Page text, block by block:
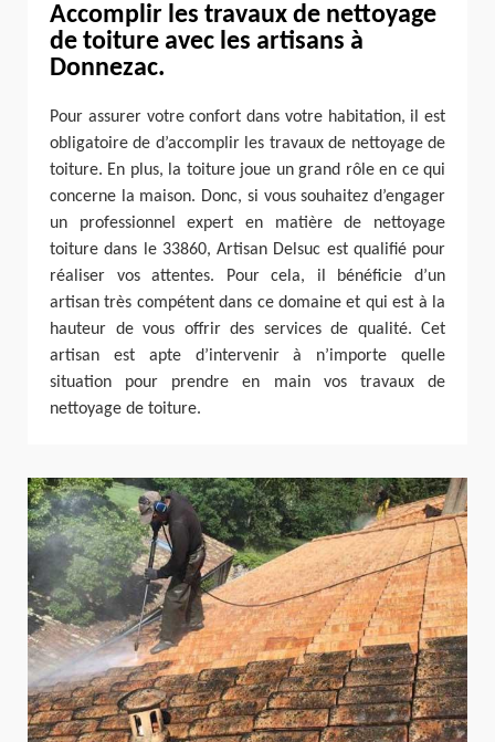
Accomplir les travaux de nettoyage
de toiture avec les artisans à
Donnezac.
Pour assurer votre confort dans votre habitation, il est
obligatoire de d’accomplir les travaux de nettoyage de
toiture. En plus, la toiture joue un grand rôle en ce qui
concerne la maison. Donc, si vous souhaitez d’engager
un professionnel expert en matière de nettoyage
toiture dans le 33860, Artisan Delsuc est qualifié pour
réaliser vos attentes. Pour cela, il bénéficie d’un
artisan très compétent dans ce domaine et qui est à la
hauteur de vous offrir des services de qualité. Cet
artisan est apte d’intervenir à n’importe quelle
situation pour prendre en main vos travaux de
nettoyage de toiture.